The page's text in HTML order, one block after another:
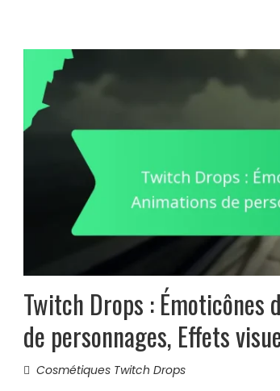
Twitch Drops : Émoticônes
de personnages, Effets
Cosmétiques Twitch Drops